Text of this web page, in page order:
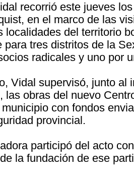
recorrió este jueves
en el marco de las
localidades del territorio
para tres distritos de la
radicales y uno por
Vidal supervisó, junto al
las obras del nuevo
con fondos
provincial.
participó del acto
la fundación de ese